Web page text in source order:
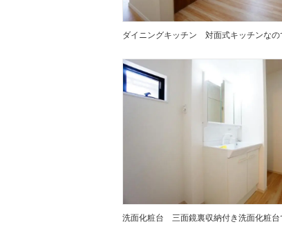
ダイニングキッチン
洗面化粧台